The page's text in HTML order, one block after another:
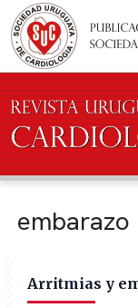
Pasar al contenido
embarazo
Arritmias y